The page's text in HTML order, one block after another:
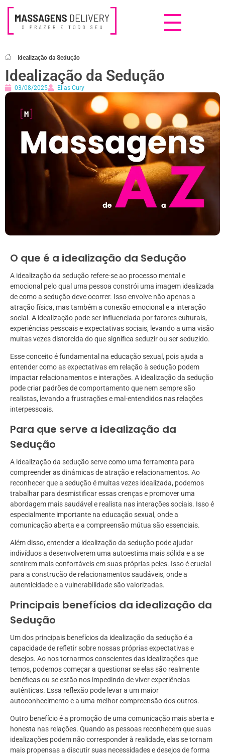
Idealização da Sedução
Idealização da Sedução
03/08/2025 Elias Cury
O que é a idealização da Sedução
A idealização da sedução refere-se ao processo mental e
emocional pelo qual uma pessoa constrói uma imagem idealizada
de como a sedução deve ocorrer. Isso envolve não apenas a
atração física, mas também a conexão emocional e a interação
social. A idealização pode ser influenciada por fatores culturais,
experiências pessoais e expectativas sociais, levando a uma visão
muitas vezes distorcida do que significa seduzir ou ser seduzido.
Esse conceito é fundamental na educação sexual, pois ajuda a
entender como as expectativas em relação à sedução podem
impactar relacionamentos e interações. A idealização da sedução
pode criar padrões de comportamento que nem sempre são
realistas, levando a frustrações e mal-entendidos nas relações
interpessoais.
Para que serve a idealização da
Sedução
A idealização da sedução serve como uma ferramenta para
compreender as dinâmicas de atração e relacionamentos. Ao
reconhecer que a sedução é muitas vezes idealizada, podemos
trabalhar para desmistificar essas crenças e promover uma
abordagem mais saudável e realista nas interações sociais. Isso é
especialmente importante na educação sexual, onde a
comunicação aberta e a compreensão mútua são essenciais.
Além disso, entender a idealização da sedução pode ajudar
indivíduos a desenvolverem uma autoestima mais sólida e a se
sentirem mais confortáveis em suas próprias peles. Isso é crucial
para a construção de relacionamentos saudáveis, onde a
autenticidade e a vulnerabilidade são valorizadas.
Principais benefícios da idealização da
Sedução
Um dos principais benefícios da idealização da sedução é a
capacidade de refletir sobre nossas próprias expectativas e
desejos. Ao nos tornarmos conscientes das idealizações que
temos, podemos começar a questionar se elas são realmente
benéficas ou se estão nos impedindo de viver experiências
autênticas. Essa reflexão pode levar a um maior
autoconhecimento e a uma melhor compreensão dos outros.
Outro benefício é a promoção de uma comunicação mais aberta e
honesta nas relações. Quando as pessoas reconhecem que suas
idealizações podem não corresponder à realidade, elas se tornam
mais propensas a discutir suas necessidades e desejos de forma